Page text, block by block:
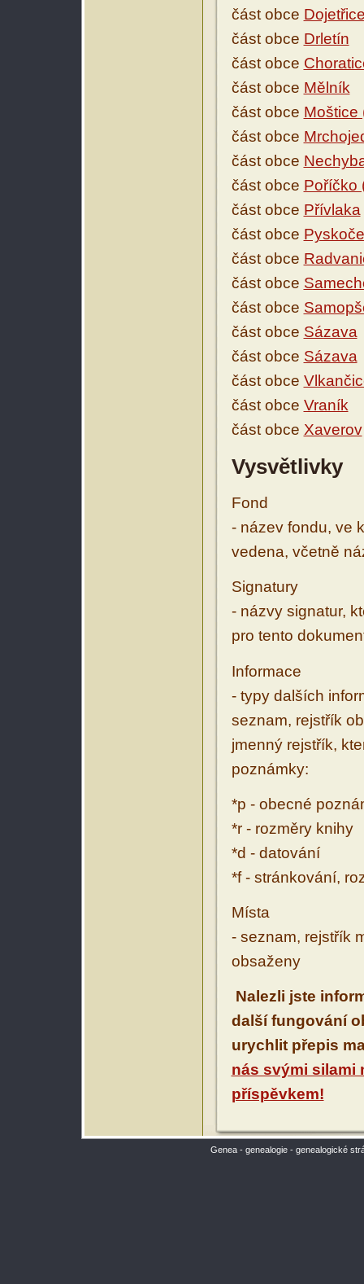
část obce
část obce Drletín
část obce
část obce Mělník
část obce Moštice
část obce
část obce
část obce Poříčko
část obce Přívlaka
část obce
část obce
část obce
část obce
část obce Sázava
část obce Sázava
část obce
část obce Vraník
část obce Xaverov
Vysvětlivky
Fond
- název fondu, ve
vedena, včetně
Signatury
- názvy signatur,
pro tento
Informace
- typy dalších
seznam, rejstřík
jmenný rejstřík,
poznámky:
*p - obecné
*r - rozměry knihy
*d - datování
*f - stránkování,
Místa
- seznam, rejstřík
obsaženy
Nalezli jste
další fungování
urychlit přepis
nás svými silami
příspěvkem!
Genea - genealogie - genealogické